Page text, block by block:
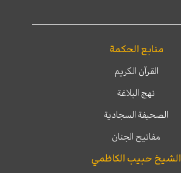
منابع الحكمة
القرآن الكريم
نهج البلاغة
الصحيفة السجادية
مفاتيح الجنان
الشيخ حبيب الكاظمي